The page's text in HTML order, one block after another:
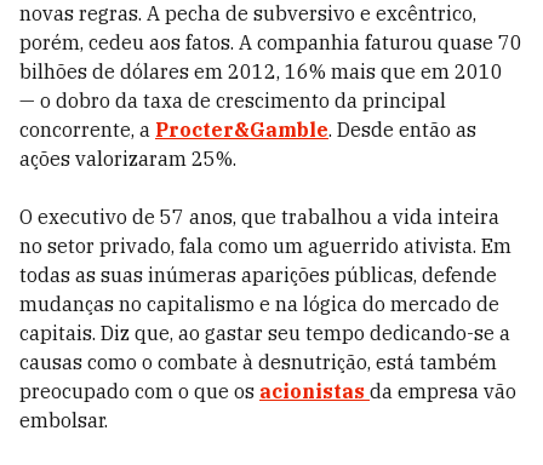
novas regras. A pecha de subversivo e excêntrico,
porém, cedeu aos fatos. A companhia faturou quase 70
bilhões de dólares em 2012, 16% mais que em 2010
— o dobro da taxa de crescimento da principal
concorrente, a Procter&Gamble. Desde então as
ações valorizaram 25%.
O executivo de 57 anos, que trabalhou a vida inteira
no setor privado, fala como um aguerrido ativista. Em
todas as suas inúmeras aparições públicas, defende
mudanças no capitalismo e na lógica do mercado de
capitais. Diz que, ao gastar seu tempo dedicando-se a
causas como o combate à desnutrição, está também
preocupado com o que os acionistas da empresa vão
embolsar.